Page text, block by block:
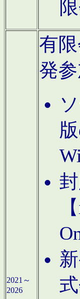
2021～
2026
有
発